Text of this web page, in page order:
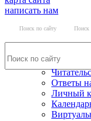
написать нам
Поиск по сайту Поиск
Ответы
Личный